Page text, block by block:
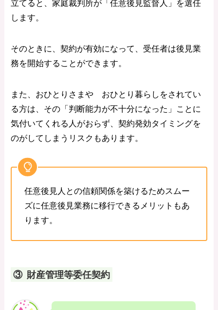
立てると、家庭裁判所が「任意後見監督人」を選任
します。
そのときに、契約が有効になって、受任者は後見業
務を開始することができます。
また、おひとりさまや おひとり暮らしをされてい
る方は、その「判断能力が不十分になった」ことに
気付いてくれる人がおらず、契約発効タイミングを
のがしてしまうリスクもあります。
任意後見人との信頼関係を築けるためスムー
ズに任意後見業務に移行できるメリットもあ
ります。
③ 財産管理等委任契約